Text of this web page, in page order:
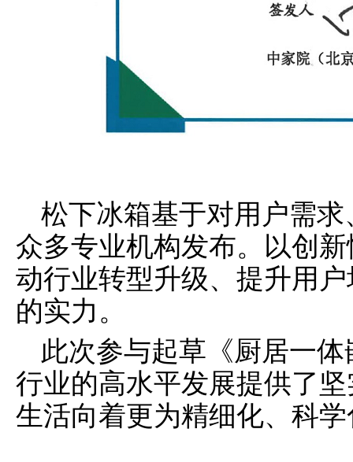
松下冰箱基于对用户需
众多专业机构发布。以创
动行业转型升级、提升用
的实力。
此次参与起草《厨居一
行业的高水平发展提供了
生活向着更为精细化、科